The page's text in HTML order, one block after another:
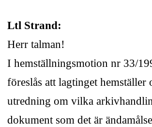
Ltl Strand:
Herr talman!
I hemställningsmotion nr 33/
föreslås att lagtinget hemställer
utredning om vilka
dokument som det är